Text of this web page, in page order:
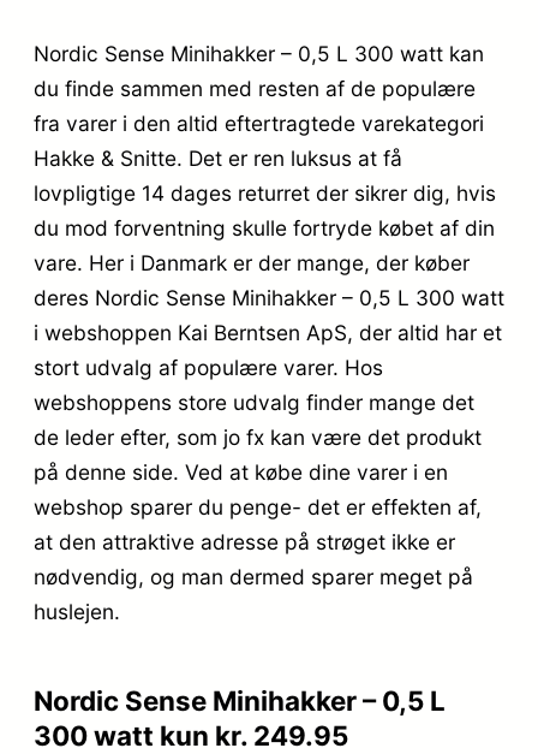
Nordic Sense Minihakker – 0,5 L 300 watt kan
du finde sammen med resten af de populære
fra varer i den altid eftertragtede varekategori
Hakke & Snitte. Det er ren luksus at få
lovpligtige 14 dages returret der sikrer dig, hvis
du mod forventning skulle fortryde købet af din
vare. Her i Danmark er der mange, der køber
deres Nordic Sense Minihakker – 0,5 L 300 watt
i webshoppen Kai Berntsen ApS, der altid har et
stort udvalg af populære varer. Hos
webshoppens store udvalg finder mange det
de leder efter, som jo fx kan være det produkt
på denne side. Ved at købe dine varer i en
webshop sparer du penge- det er effekten af,
at den attraktive adresse på strøget ikke er
nødvendig, og man dermed sparer meget på
huslejen.
Nordic Sense Minihakker – 0,5 L
300 watt kun kr. 249.95